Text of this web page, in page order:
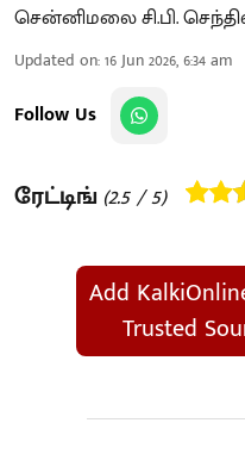
சென்னிமலை சி.பி.
Updated on:16 Jun 2026, 6:34 am
Follow Us
ரேட்டிங் (2.5/ 5)
Add
Trusted